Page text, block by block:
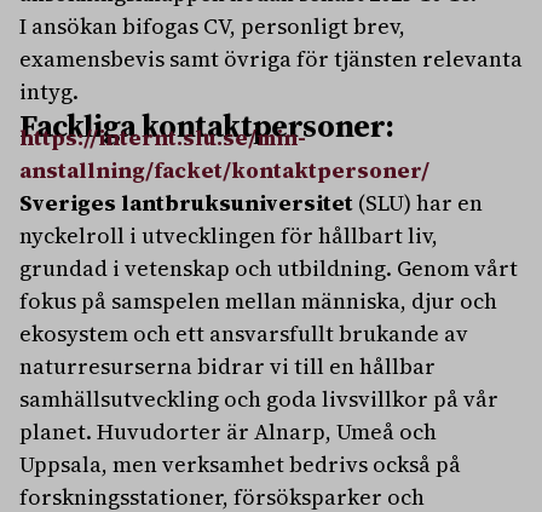
I ansökan bifogas CV, personligt brev,
examensbevis samt övriga för tjänsten relevanta
intyg.
Fackliga kontaktpersoner:
https://internt.slu.se/min-
anstallning/facket/kontaktpersoner/
Sveriges lantbruksuniversitet (SLU) har en
nyckelroll i utvecklingen för hållbart liv,
grundad i vetenskap och utbildning. Genom vårt
fokus på samspelen mellan människa, djur och
ekosystem och ett ansvarsfullt brukande av
naturresurserna bidrar vi till en hållbar
samhällsutveckling och goda livsvillkor på vår
planet. Huvudorter är Alnarp, Umeå och
Uppsala, men verksamhet bedrivs också på
forskningsstationer, försöksparker och